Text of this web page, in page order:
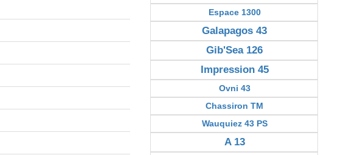
Espace 1300
Galapagos 43
Gib'Sea 126
Impression 45
Ovni 43
Chassiron TM
Wauquiez 43 PS
A 13